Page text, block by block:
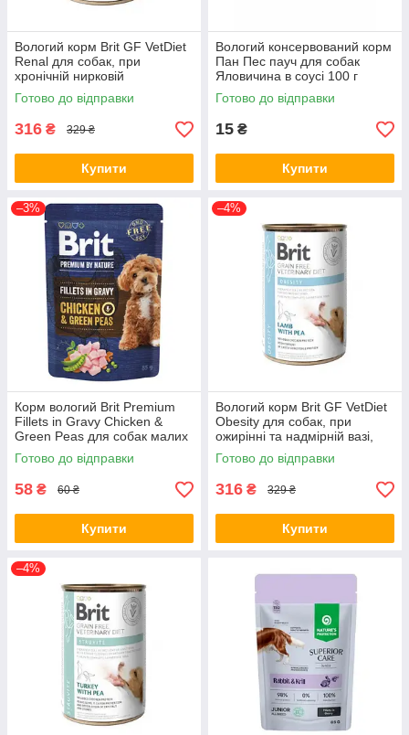
Вологий корм Brit GF VetDiet
Renal для собак, при
хронічній нирковій
недостатності, тунець, лосось
та горошок, 400 г (*)
Готово до відправки
316 ₴ 329 ₴
Купити
Вологий консервований корм
Пан Пес пауч для собак
Яловичина в соусі 100 г
Готово до відправки
15 ₴
Купити
–3%
Корм вологий Brit Premium
Fillets in Gravy Chicken &
Green Peas для собак малих
порід філе в соусі курка і
горошок 85 г (*)
Готово до відправки
58 ₴ 60 ₴
Купити
–4%
Вологий корм Brit GF VetDiet
Obesity для собак, при
ожирінні та надмірній вазі,
ягня та горошок, 400 г (*)
Готово до відправки
316 ₴ 329 ₴
Купити
–4%